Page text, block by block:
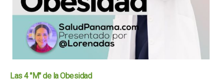
Las 4 "M" de la Obesidad